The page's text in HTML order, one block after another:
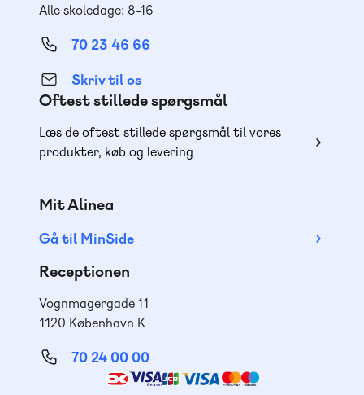
Alle skoledage: 8-16
70 23 46 66
Skriv til os
Oftest stillede spørgsmål
Læs de oftest stillede spørgsmål til vores
produkter, køb og levering
Mit Alinea
Gå til MinSide
Receptionen
Vognmagergade 11
1120 København K
70 24 00 00